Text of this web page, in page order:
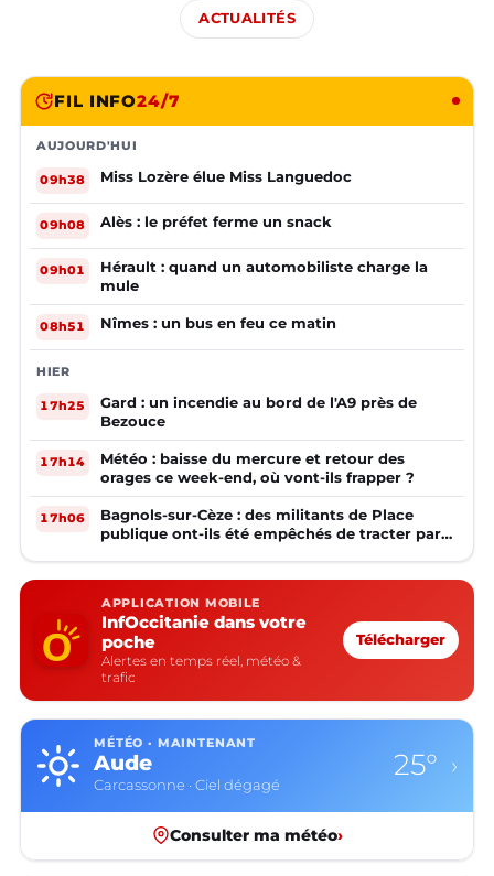
ACTUALITÉS
FIL INFO24/7
AUJOURD'HUI
09h38 Miss Lozère élue Miss Languedoc
09h08 Alès : le préfet ferme un snack
09h01
Hérault : quand un automobiliste charge la
mule
08h51 Nîmes : un bus en feu ce matin
HIER
17h25
Gard : un incendie au bord de l'A9 près de
Bezouce
17h14
Météo : baisse du mercure et retour des
orages ce week-end, où vont-ils frapper ?
17h06
Bagnols-sur-Cèze : des militants de Place
publique ont-ils été empêchés de tracter par
APPLICATION MOBILE
InfOccitanie dans votre
poche
Alertes en temps réel, météo &
trafic
Télécharger
MÉTÉO · MAINTENANT
Aude
Carcassonne · Ciel dégagé
25° ›
Consulter ma météo›